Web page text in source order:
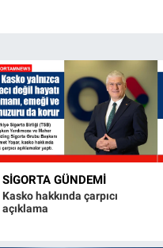
SIGORTA GÜNDEMI
Kasko hakkında çarpıcı
açıklama